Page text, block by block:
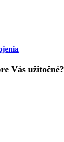
Vás užitočné?